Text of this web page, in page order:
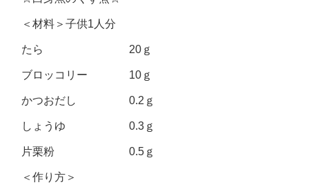
＜材料＞子供1人分
たら 20ｇ
ブロッコリー 10ｇ
かつおだし 0.2ｇ
しょうゆ 0.3ｇ
片栗粉 0.5ｇ
＜作り方＞